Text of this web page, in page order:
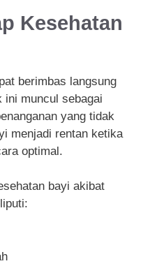
Kesehatan
berimbas langsung
ini muncul sebagai
yang tidak
menjadi rentan ketika
optimal.
bayi akibat